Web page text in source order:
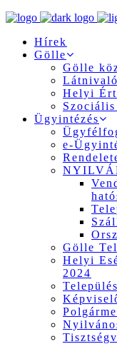
Hírek
Gölle
Gölle
Helyi
Ügyintézés
e-
Gölle
Helyi
2024